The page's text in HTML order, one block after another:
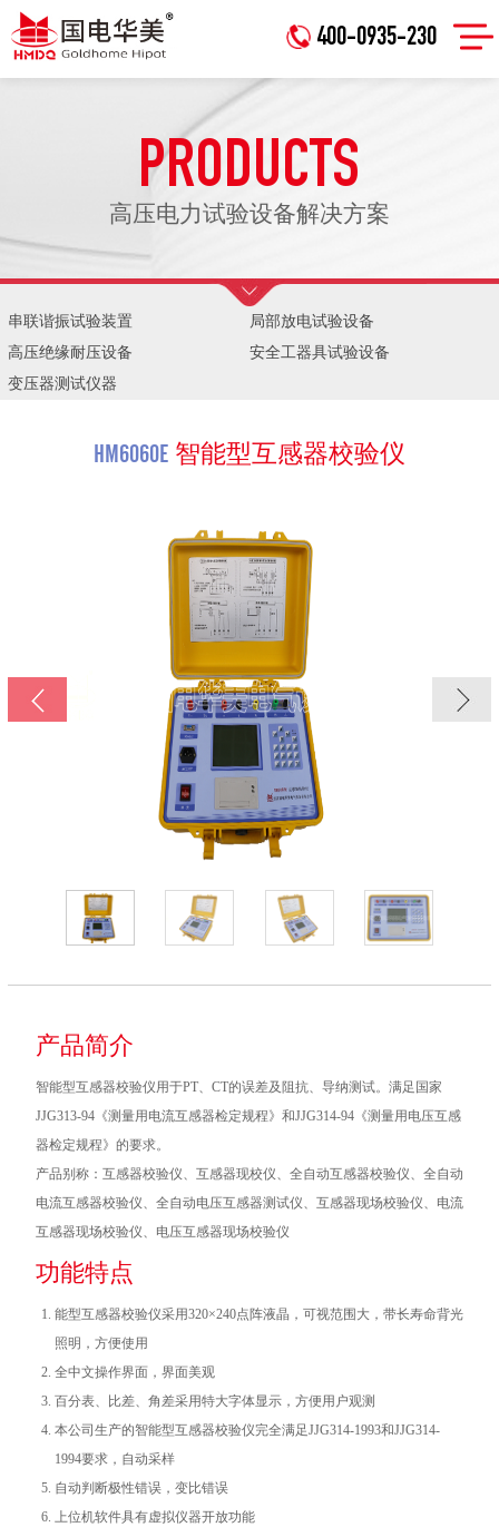
400-0935-230
PRODUCTS
高压电力试验设备解决方案
串联谐振试验装置
局部放电试验设备
高压绝缘耐压设备
安全工器具试验设备
变压器测试仪器
HM6060E智能型互感器校验仪
产品简介
智能型互感器校验仪用于PT、CT的误差及阻抗、导纳测试。满足国家
JJG313-94《测量用电流互感器检定规程》和JJG314-94《测量用电压互感
器检定规程》的要求。
产品别称：互感器校验仪、互感器现校仪、全自动互感器校验仪、全自动
电流互感器校验仪、全自动电压互感器测试仪、互感器现场校验仪、电流
互感器现场校验仪、电压互感器现场校验仪
功能特点
能型互感器校验仪采用320×240点阵液晶，可视范围大，带长寿命背光
照明，方便使用
全中文操作界面，界面美观
百分表、比差、角差采用特大字体显示，方便用户观测
本公司生产的智能型互感器校验仪完全满足JJG314-1993和JJG314-
1994要求，自动采样
自动判断极性错误，变比错误
上位机软件具有虚拟仪器开放功能